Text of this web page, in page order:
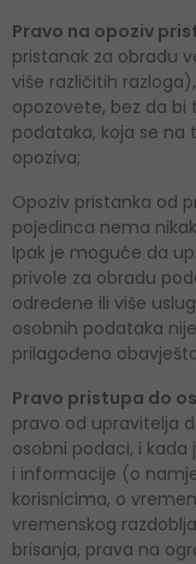
Pravo na opoziv
pristanak za obradu
više različitih
opozovete, bez da
podataka, koja se na
opoziva;
Opoziv pristanka od
pojedinca nema
Ipak je moguće da
privole za obradu
određene ili više
osobnih podataka
prilagođeno
Pravo pristupa do
pravo od upravitelja
osobni podaci, i
i informacije (o
korisnicima, o
vremenskog
brisanja, prava na